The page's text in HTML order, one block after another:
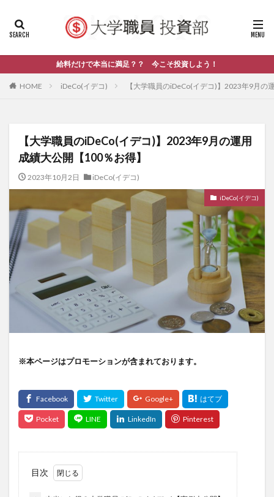
給料だけで本当に満足？？ 今こそ投資しよう！
HOME iDeCo(イデコ) 【大学職員のiDeCo(イデコ)】2023年9月の
【大学職員のiDeCo(イデコ)】2023年9月の運用
成績大公開【100％お得】
2023年10月2日 iDeCo(イデコ)
iDeCo(イデコ)
※本ページはプロモーションが含まれております。
目次